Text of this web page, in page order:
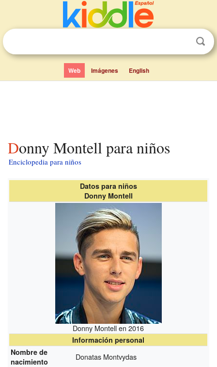
Web Imágenes English
Donny Montell para niños
Enciclopedia para niños
Datos para niños
Donny Montell
Donny Montell en 2016
Información personal
Nombre de
nacimiento
Donatas Montvydas